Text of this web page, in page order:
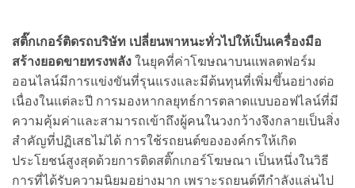
สติ๊กเกอร์ติดรถบริษัท เปลี่ยนพาหนะทั่วไปให้เป็นเครื่องมือ
สร้างยอดขายทรงพลัง ในยุคที่ค่าโฆษณาบนแพลตฟอร์ม
ออนไลน์มีการแข่งขันที่รุนแรงและมีต้นทุนที่เพิ่มขึ้นอย่างต่อ
เนื่องในแต่ละปี การมองหากลยุทธ์การตลาดแบบออฟไลน์ที่มี
ความคุ้มค่าและสามารถเข้าถึงผู้คนในวงกว้างจึงกลายเป็นสิ่ง
สำคัญที่ปฏิเสธไม่ได้ การใช้รถยนต์ขององค์กรให้เกิด
ประโยชน์สูงสุดด้วยการติดสติ๊กเกอร์โฆษณา เป็นหนึ่งในวิธี
การที่ได้รับความนิยมอย่างมาก เพราะรถยนต์ทีกำลังแล่นไป